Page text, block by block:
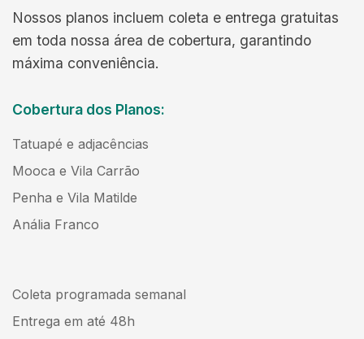
Nossos planos incluem coleta e entrega gratuitas
em toda nossa área de cobertura, garantindo
máxima conveniência.
Cobertura dos Planos:
Tatuapé e adjacências
Mooca e Vila Carrão
Penha e Vila Matilde
Anália Franco
Coleta programada semanal
Entrega em até 48h